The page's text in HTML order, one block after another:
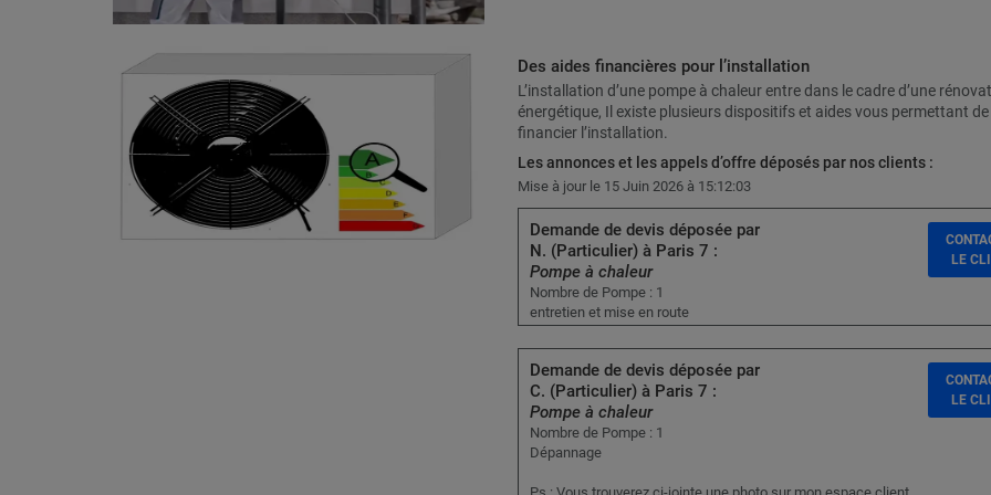
Des aides financières pour l’installation
L’installation d’une pompe à chaleur entre dans le cadre d’une
énergétique, Il existe plusieurs dispositifs et aides vous permettant de
financier l’installation.
Les annonces et les appels d’offre déposés par nos clients :
Mise à jour le 15 Juin 2026 à 15:12:03
Demande de devis déposée par
N. (Particulier) à Paris 7 :
Pompe à chaleur
Nombre de Pompe : 1
entretien et mise en route
LE
Demande de devis déposée par
C. (Particulier) à Paris 7 :
Pompe à chaleur
Nombre de Pompe : 1
Dépannage
LE